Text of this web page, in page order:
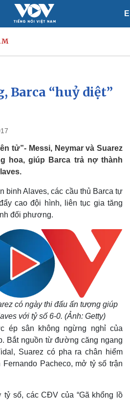
Xã hội
Việc làm
Biển đảo
Barca “huỷ diệt”
tử”- Messi, Neymar và Suarez
hoa, giúp Barca trả nợ thành
binh Alaves, các cầu thủ Barca tự
cao đội hình, liên tục gia tăng
đối phương.
có ngày thi đấu ấn tượng giúp
với tỷ số 6-0. (Ảnh: Getty)
ép sân không ngừng nghỉ của
Bắt nguồn từ đường căng ngang
Suarez có pha ra chân hiểm
Fernando Pacheco, mở tỷ số trận
số, các CĐV của “Gã khổng lồ